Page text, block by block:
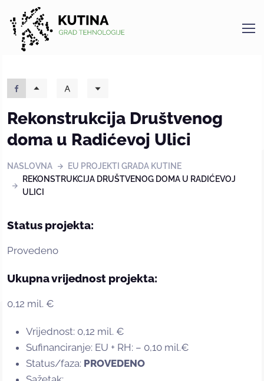
Kutina
Rekonstrukcija Društvenog
doma u Radićevoj Ulici
NASLOVNA
EU PROJEKTI GRADA KUTINE
REKONSTRUKCIJA DRUŠTVENOG DOMA U RADIĆEVOJ
ULICI
Status projekta:
Provedeno
Ukupna vrijednost projekta:
0,12 mil. €
Vrijednost: 0,12 mil. €
Sufinanciranje: EU + RH: – 0,10 mil.€
Status/faza: PROVEDENO